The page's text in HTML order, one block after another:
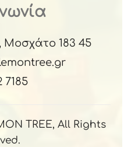
Μοσχάτο 183 45
7185
TREE, All Rights